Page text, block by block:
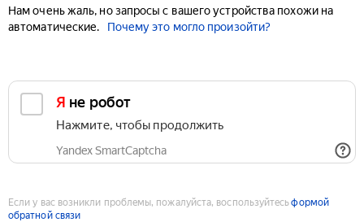
Нам очень жаль, но запросы с вашего устройства похожи на
автоматические.
Почему это могло произойти?
Я не робот
Нажмите, чтобы продолжить
Yandex SmartCaptcha
Если у вас возникли проблемы, пожалуйста, воспользуйтесьформой
обратной связи